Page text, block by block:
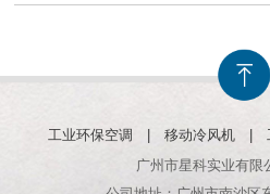
工业环保空调 | 移动冷风机 |
广州市星科实业有限